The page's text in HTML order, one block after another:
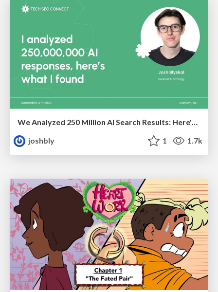
We Analyzed 250 Million AI Search Results: Here's What I Found
joshbly
1 1.7k